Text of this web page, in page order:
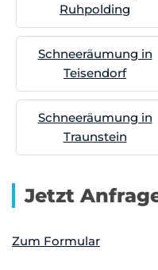
Ruhpolding
Schneeräumung in
Teisendorf
Schneeräumung in
Traunstein
Jetzt
Zum Formular